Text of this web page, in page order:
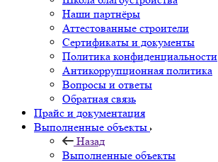
Наши партнёры
Аттестованные строители
Сертификаты и документы
Политика конфиденциальности
Антикоррупционная политика
Вопросы и ответы
Обратная связь
Прайс и документация
Выполненные объекты
Назад
Выполненные объекты